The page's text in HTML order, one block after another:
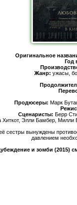
Оригинальное
Год
Жанр: ужасы,
Продюсеры: Марк
Сценаристы: Берр
Элли Бамбер, Милли
сестры вынуждены
давлением
и зомби (2015)